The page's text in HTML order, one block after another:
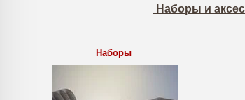
Наборы и
Наборы